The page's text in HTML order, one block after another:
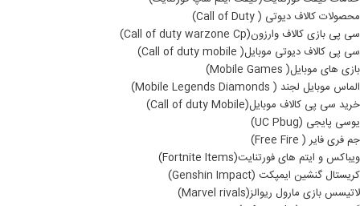
محصولات کالاف دیوتی ( Call of Duty)
سی پی بازی کالاف وارزون(Call of duty warzone Cp)
سی پی کالاف دیوتی موبایل( Call of duty mobile)
بازی های موبایل( Mobile Games)
الماس موبایل لجند ( Mobile Legends Diamonds)
خرید سی پی کالاف موبایل(Call of duty Mobile)
یوسی پایجی (UC Pbug)
جم فری فایر ( Free Fire)
ویباکس و ایتم های فورتنایت(Fortnite Items)
کریستال گنشین ایمپکت (Genshin Impact)
لاتیسس بازی مارول ریوالز(Marvel rivals)